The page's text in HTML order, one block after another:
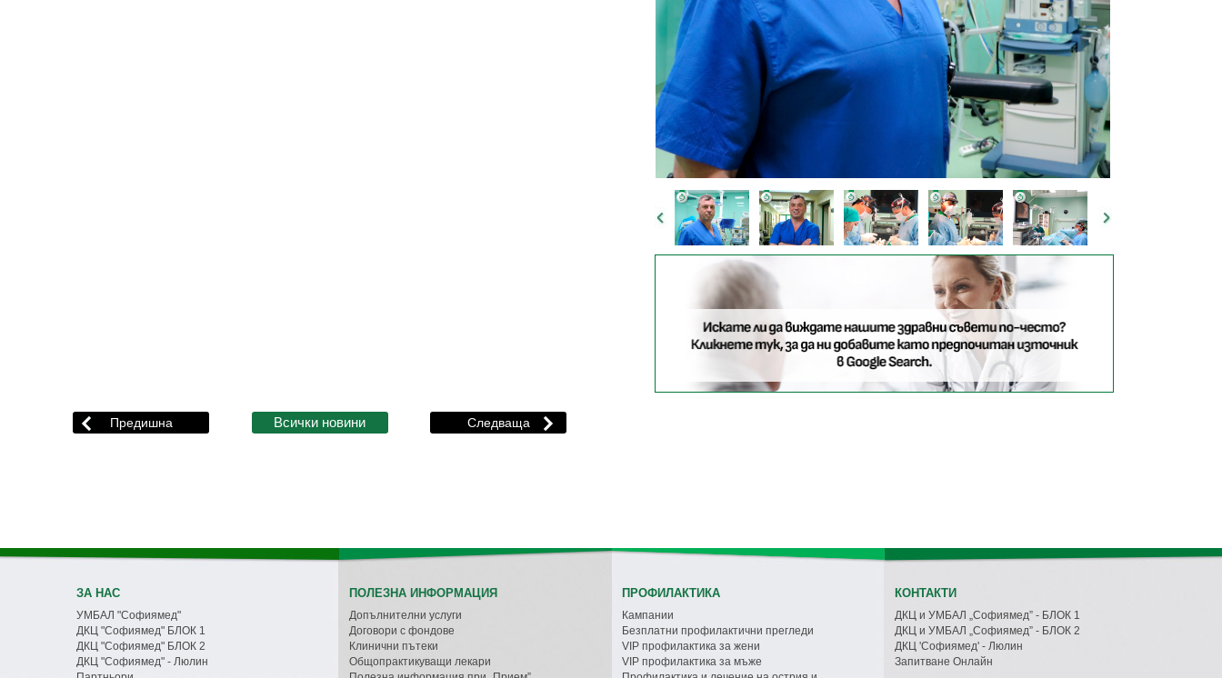
ЗА НАС
УМБАЛ "Софиямед"
ДКЦ "Софиямед" БЛОК 1
ДКЦ "Софиямед" БЛОК 2
ДКЦ "Софиямед" - Люлин
ПОЛЕЗНА ИНФОРМАЦИЯ
Допълнителни услуги
Договори с фондове
Клинични пътеки
Общопрактикуващи лекари
ПРОФИЛАКТИКА
Кампании
Безплатни профилактични прегледи
VIP профилактика за жени
VIP профилактика за мъже
КОНТАКТИ
ДКЦ и УМБАЛ „Софиямед” - БЛОК 1
ДКЦ и УМБАЛ „Софиямед” - БЛОК 2
ДКЦ 'Софиямед' - Люлин
Запитване Онлайн